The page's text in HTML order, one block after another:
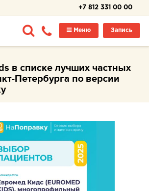
+7 812 331 00 00
Запись
Меню
в списке лучших частных
Петербурга по версии